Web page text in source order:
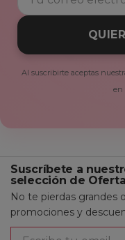
Al suscribirte aceptas
en
Suscríbete a
selección de
No te pierdas grandes
promociones y